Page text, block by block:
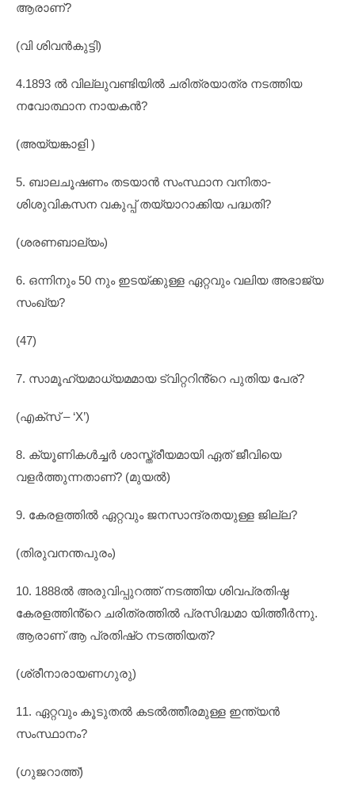
ആരാണ്?
(വി ശിവൻകുട്ടി)
4.1893 ൽ വില്ലുവണ്ടിയിൽ ചരിത്രയാത്ര നടത്തിയ
നവോത്ഥാന നായകൻ?
(അയ്യങ്കാളി )
5. ബാലചൂഷണം തടയാൻ സംസ്ഥാന വനിതാ-
ശിശുവികസന വകുപ്പ് തയ്യാറാക്കിയ പദ്ധതി?
(ശരണബാല്യം)
6. ഒന്നിനും 50 നും ഇടയ്ക്കുള്ള ഏറ്റവും വലിയ അഭാജ്യ
സംഖ്യ?
(47)
7. സാമൂഹ്യമാധ്യമമായ ട്വിറ്ററിൻ്റെ പുതിയ പേര്?
(എക്സ‌് – ‘X’)
8. ക്യൂണികൾച്ചർ ശാസ്ത്രീയമായി ഏത് ജീവിയെ
വളർത്തുന്നതാണ്? (മുയൽ)
9. കേരളത്തിൽ ഏറ്റവും ജനസാന്ദ്രതയുള്ള ജില്ല?
(തിരുവനന്തപുരം)
10. 1888ൽ അരുവിപ്പുറത്ത് നടത്തിയ ശിവപ്രതിഷ്ഠ
കേരളത്തിൻ്റെ ചരിത്രത്തിൽ പ്രസിദ്ധമാ യിത്തീർന്നു.
ആരാണ് ആ പ്രതിഷ്‌ഠ നടത്തിയത്?
(ശ്രീനാരായണഗുരു)
11. ഏറ്റവും കൂടുതൽ കടൽത്തീരമുള്ള ഇന്ത്യൻ
സംസ്ഥാനം?
(ഗുജറാത്ത്)